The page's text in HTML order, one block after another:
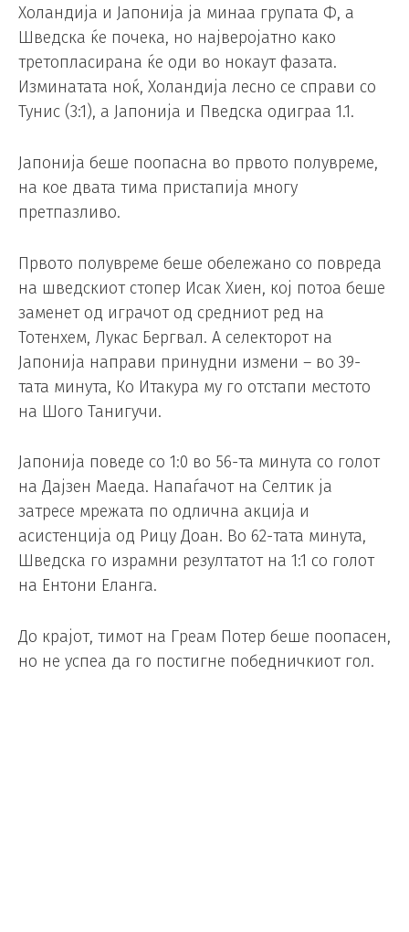
Холандија и Јапонија ја минаа групата Ф, а
Шведска ќе почека, но најверојатно како
третопласирана ќе оди во нокаут фазата.
Изминатата ноќ, Холандија лесно се справи со
Тунис (3:1), а Јапонија и Пведска одиграа 1.1.
Јапонија беше поопасна во првото полувреме,
на кое двата тима пристапија многу
претпазливо.
Првото полувреме беше обележано со повреда
на шведскиот стопер Исак Хиен, кој потоа беше
заменет од играчот од средниот ред на
Тотенхем, Лукас Бергвал. А селекторот на
Јапонија направи принудни измени – во 39-
тата минута, Ко Итакура му го отстапи местото
на Шого Танигучи.
Јапонија поведе со 1:0 во 56-та минута со голот
на Дајзен Маеда. Напаѓачот на Селтик ја
затресе мрежата по одлична акција и
асистенција од Рицу Доан. Во 62-тата минута,
Шведска го израмни резултатот на 1:1 со голот
на Ентони Еланга.
До крајот, тимот на Греам Потер беше поопасен,
но не успеа да го постигне победничкиот гол.